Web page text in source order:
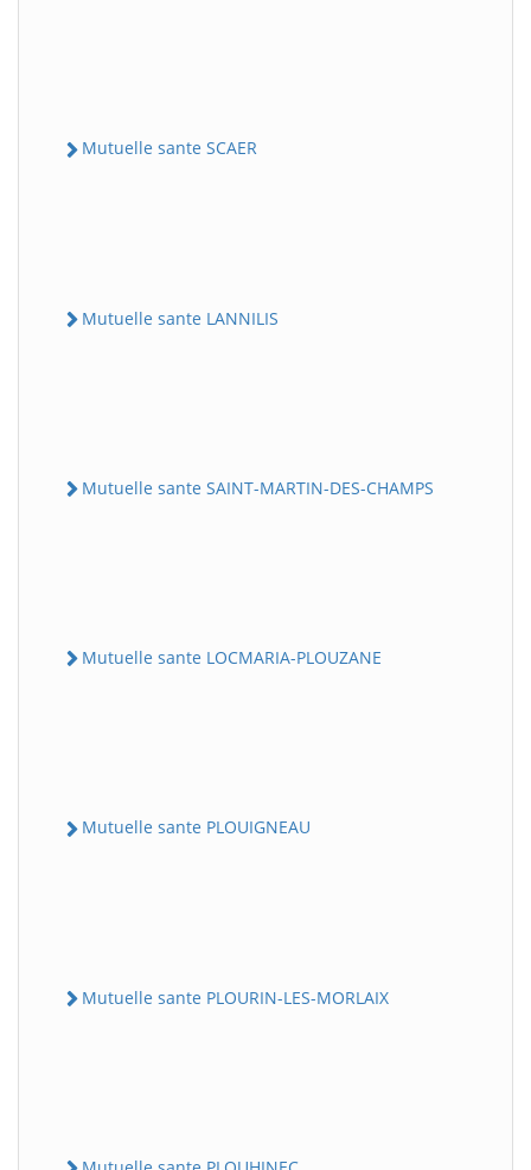
Mutuelle sante SCAER
Mutuelle sante LANNILIS
Mutuelle sante SAINT-MARTIN-DES-CHAMPS
Mutuelle sante LOCMARIA-PLOUZANE
Mutuelle sante PLOUIGNEAU
Mutuelle sante PLOURIN-LES-MORLAIX